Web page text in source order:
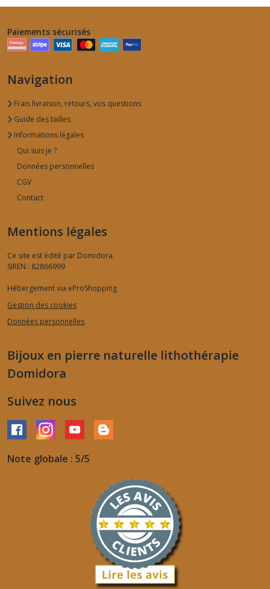
Paiements sécurisés
Navigation
Frais livraison, retours, vos questions
Guide des tailles
Informations légales
Qui suis je ?
Données personnelles
CGV
Contact
Mentions légales
Ce site est édité par Domidora.
SIREN : 82866999
Hébergement via eProShopping
Gestion des cookies
Données personnelles
Bijoux en pierre naturelle lithothérapie
Domidora
Suivez nous
Note globale : 5/5